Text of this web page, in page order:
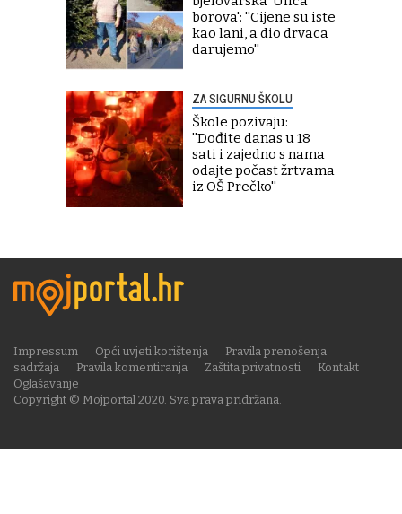
borova': ''Cijene su iste
kao lani, a dio drvaca
darujemo''
ZA SIGURNU ŠKOLU
Škole pozivaju:
''Dođite danas u 18
sati i zajedno s nama
odajte počast žrtvama
iz OŠ Prečko''
Copyright © Mojportal 2020. Sva prava pridržana.
Impressum Opći uvjeti korištenja
Pravila prenošenja
sadržaja
Pravila komentiranja Zaštita privatnosti
Kontakt
Oglašavanje